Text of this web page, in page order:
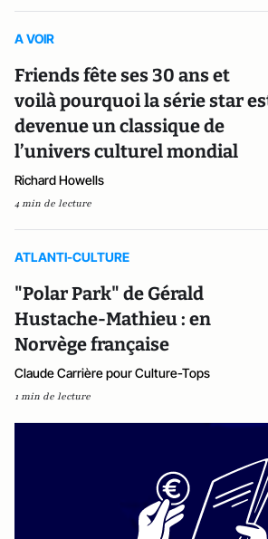
A VOIR
Friends fête ses 30 ans et
voilà pourquoi la série star
devenue un classique de
l’univers culturel mondial
Richard Howells
4 min de lecture
ATLANTI-CULTURE
"Polar Park" de Gérald
Hustache-Mathieu : en
Norvège française
Claude Carrière pour Culture-Tops
1 min de lecture